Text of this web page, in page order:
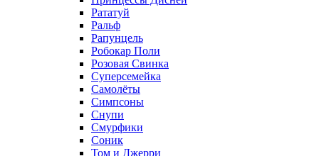
Рататуй
Ральф
Рапунцель
Робокар Поли
Розовая Свинка
Суперсемейка
Самолёты
Симпсоны
Снупи
Смурфики
Соник
Том и Джерри